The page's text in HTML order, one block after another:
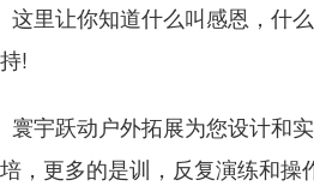
这里让你知道什么叫感恩，什
持!
寰宇跃动户外拓展为您设计和
培，更多的是训，反复演练和操